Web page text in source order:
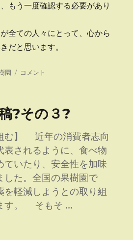
もう一度確認する必要があり
全ての人々にとって、心から
だと思います。
園
土
寄
稿?
４
最
回?
に
コメント
?その３?
む】 近年の消費者志向
表されるように、食べ物
ていたり、安全性を加味
した。全国の果樹園で
を軽減しようとの取り組
す。 そもそ …
３?” の